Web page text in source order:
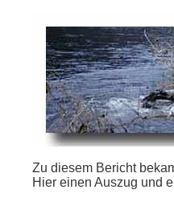
Zu diesem Bericht
Hier einen Auszug und